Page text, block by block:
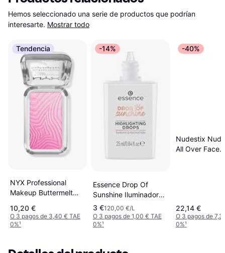
Hemos seleccionado una serie de productos que podrían
interesarte. Mostrar todo
Tendencia
NYX Professional
Makeup Buttermelt
Tono U Butta - 15
10,20 €
O 3 pagos de 3,40 € TAE
0%¹
-14%
Essence Drop Of
Sunshine Iluminador
Fluido - 25 ml
3 €120,00 €/L
O 3 pagos de 1,00 € TAE
0%¹
-40%
Nudestix
All Over Face
22,14 €
O 3 pagos de
0%¹